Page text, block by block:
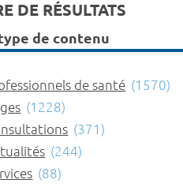
DE RÉSULTATS
de contenu
de santé (1570)
(1228)
(371)
(244)
(88)